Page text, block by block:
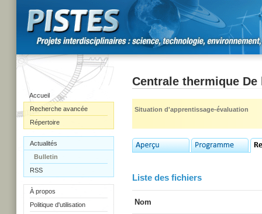
Accueil
Recherche avancée
Répertoire
Actualités
Bulletin
RSS
À propos
Politique d'utilisation
Centrale thermique
Situation d'apprentissage-évaluation
Liste des fichiers
Nom